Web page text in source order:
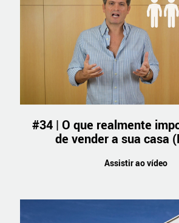
#34 | O que realmente
de vender a sua casa
Assistir ao vídeo